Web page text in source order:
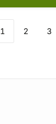
1 2 3